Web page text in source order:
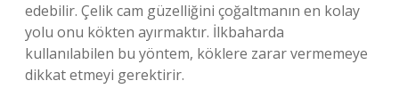
edebilir. Çelik cam güzelliğini çoğaltmanın en kolay
yolu onu kökten ayırmaktır. İlkbaharda
kullanılabilen bu yöntem, köklere zarar vermemeye
dikkat etmeyi gerektirir.